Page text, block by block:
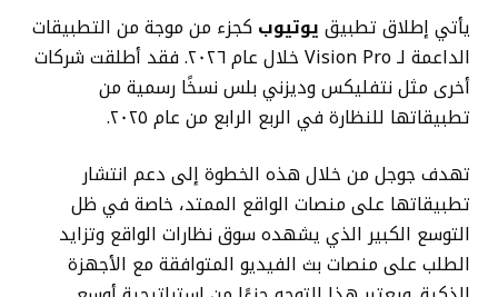
يأتي إطلاق تطبيق يوتيوب كجزء من موجة من التطبيقات
الداعمة لـ Vision Pro خلال عام ٢٠٢٦. فقد أطلقت شركات
أخرى مثل نتفليكس وديزني بلس نسخًا رسمية من
تطبيقاتها للنظارة في الربع الرابع من عام ٢٠٢٥.
تهدف جوجل من خلال هذه الخطوة إلى دعم انتشار
تطبيقاتها على منصات الواقع الممتد، خاصة في ظل
التوسع الكبير الذي يشهده سوق نظارات الواقع وتزايد
الطلب على منصات بث الفيديو المتوافقة مع الأجهزة